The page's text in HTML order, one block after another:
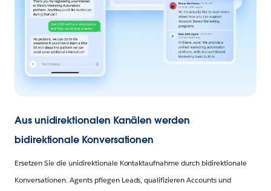
Aus unidirektionalen Kanälen werden
bidirektionale Konversationen
Ersetzen Sie die unidirektionale Kontaktaufnahme durch bidirektionale
Konversationen. Agents pflegen Leads, qualifizieren Accounts und